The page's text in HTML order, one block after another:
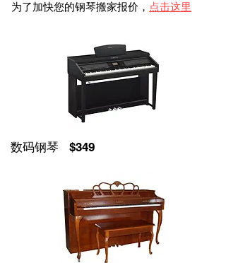
为了加快您的钢琴搬家报价， 点击这里
数码钢琴 $349